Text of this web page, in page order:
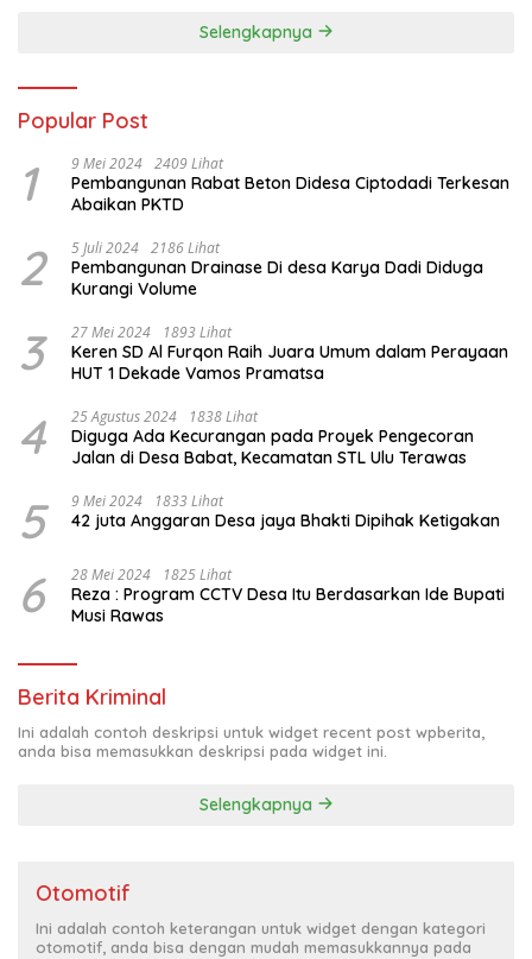
Selengkapnya
Popular Post
1 9 Mei 2024 2409 Lihat
Pembangunan Rabat Beton Didesa Ciptodadi Terkesan
Abaikan PKTD
2 5 Juli 2024 2186 Lihat
Pembangunan Drainase Di desa Karya Dadi Diduga
Kurangi Volume
3 27 Mei 2024 1893 Lihat
Keren SD Al Furqon Raih Juara Umum dalam Perayaan
HUT 1 Dekade Vamos Pramatsa
4 25 Agustus 2024 1838 Lihat
Diguga Ada Kecurangan pada Proyek Pengecoran
Jalan di Desa Babat, Kecamatan STL Ulu Terawas
5 9 Mei 2024 1833 Lihat
42 juta Anggaran Desa jaya Bhakti Dipihak Ketigakan
6 28 Mei 2024 1825 Lihat
Reza : Program CCTV Desa Itu Berdasarkan Ide Bupati
Musi Rawas
Berita Kriminal
Ini adalah contoh deskripsi untuk widget recent post wpberita,
anda bisa memasukkan deskripsi pada widget ini.
Selengkapnya
Otomotif
Ini adalah contoh keterangan untuk widget dengan kategori
otomotif, anda bisa dengan mudah memasukkannya pada